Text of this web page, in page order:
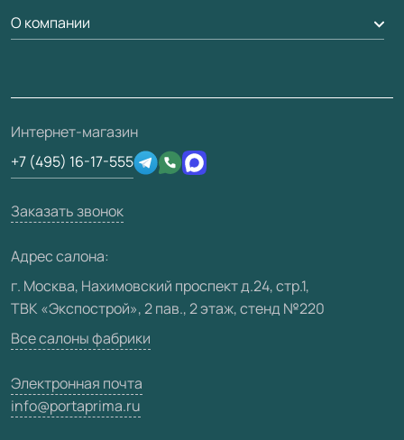
Погонаж
Вопрос-ответ
Отзывы клиентов
Техническая информация
Юридическая информация
Доставка
Дизайнерам / архитекторам
Скачать материалы
3D-модели
О компании
О фабрике
Сертификаты
Производство
Вакансии
Видео
Карта сайта
Интернет-магазин
+7 (495) 16-17-555
Заказать звонок
Адрес салона:
г. Москва, Нахимовский проспект д.24, стр.1,
ТВК «Экспострой», 2 пав., 2 этаж, стенд №220
Все салоны фабрики
Электронная почта
info@portaprima.ru